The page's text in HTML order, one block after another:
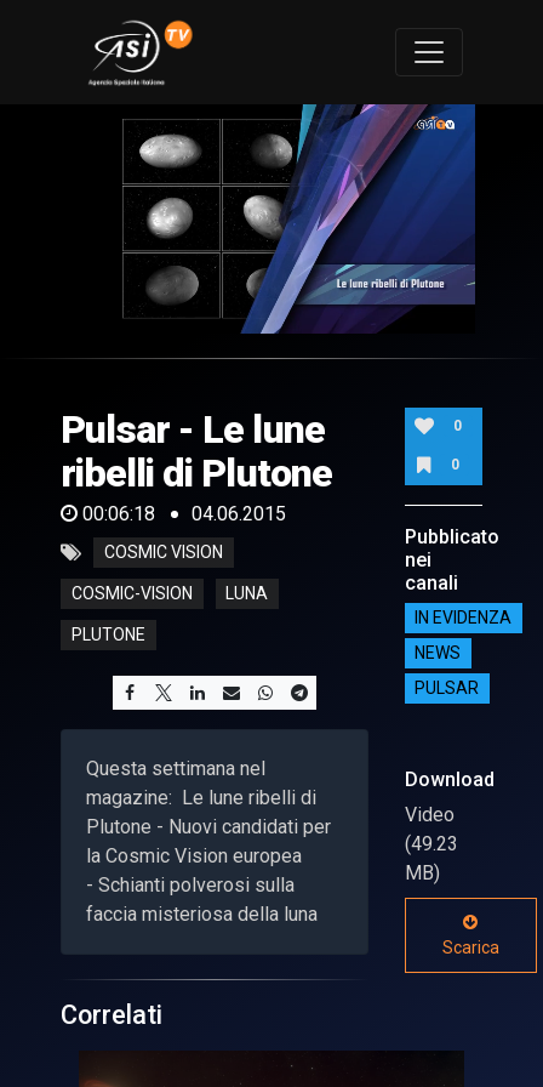
of
18
seconds
Pulsar - Le lune
ribelli di Plutone
00:06:18 04.06.2015
COSMIC VISION
COSMIC-VISION LUNA
PLUTONE
Questa settimana nel
magazine: Le lune ribelli di
Plutone - Nuovi candidati per
la Cosmic Vision europea
- Schianti polverosi sulla
faccia misteriosa della luna
0
0
Pubblicato
nei
canali
IN EVIDENZA
NEWS
PULSAR
Download
Video
(49.23
MB)
Scarica
Correlati